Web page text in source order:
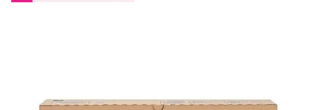
AF1R156